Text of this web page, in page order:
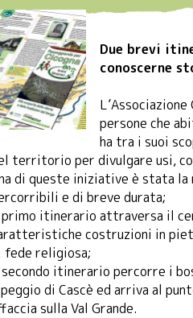
Due brevi
conoscerne
persone che
ha tra i suoi
territorio per divulgare usi,
di queste iniziative è stata
e di breve durata;
itinerario attraversa il
costruzioni in
fede religiosa;
itinerario percorre i
di Cascè ed arriva al
sulla Val Grande.